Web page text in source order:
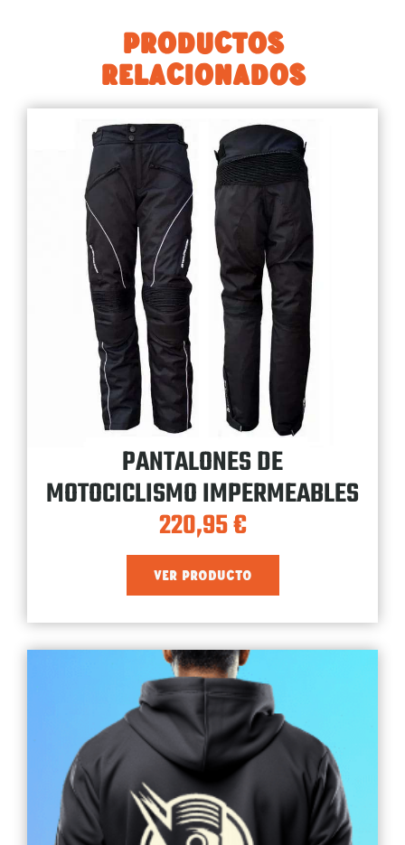
PRODUCTOS
RELACIONADOS
PANTALONES DE
MOTOCICLISMO IMPERMEABLES
220,95€
VER PRODUCTO